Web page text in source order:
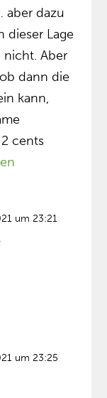
aber dazu
dieser Lage
nicht. Aber
dann die
kann,
cents
um 23:21
um 23:25